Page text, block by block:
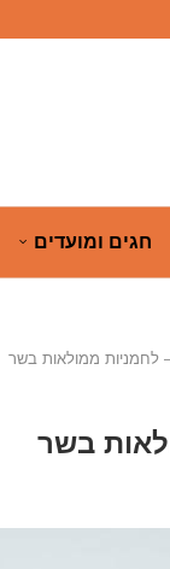
חגים ומועדים
– לחמניות ממולאות בשר
בשר